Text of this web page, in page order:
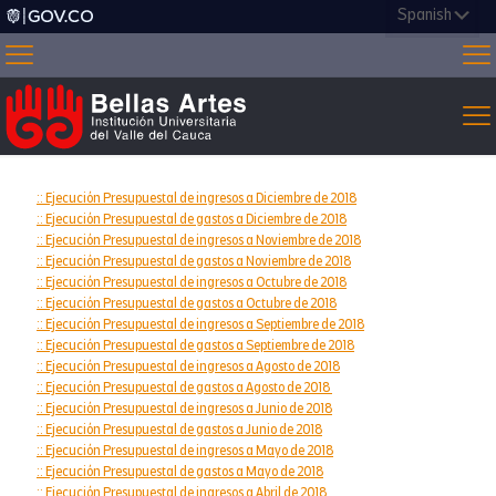
:: Ejecución Presupuestal de ingresos a Diciembre de 2018
:: Ejecución Presupuestal de gastos a Diciembre de 2018
:: Ejecución Presupuestal de ingresos a Noviembre de 2018
:: Ejecución Presupuestal de gastos a Noviembre de 2018
:: Ejecución Presupuestal de ingresos a Octubre de 2018
:: Ejecución Presupuestal de gastos a Octubre de 2018
:: Ejecución Presupuestal de ingresos a Septiembre de 2018
:: Ejecución Presupuestal de gastos a Septiembre de 2018
:: Ejecución Presupuestal de ingresos a Agosto de 2018
:: Ejecución Presupuestal de gastos a Agosto de 2018
:: Ejecución Presupuestal de ingresos a Junio de 2018
:: Ejecución Presupuestal de gastos a Junio de 2018
:: Ejecución Presupuestal de ingresos a Mayo de 2018
:: Ejecución Presupuestal de gastos a Mayo de 2018